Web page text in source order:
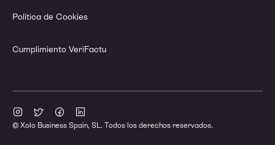
Política de Cookies
Cumplimiento VeriFactu
© Xolo Business Spain, SL. Todos los derechos reservados.